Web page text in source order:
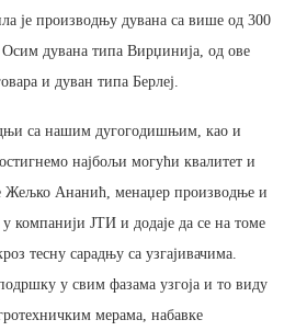
је производњу дувана са више од 300
Осим дувана типа Вирџинија, од ове
и дуван типа Берлеј.
са нашим дугогодишњим, као и
најбољи могући квалитет и
Жељко Ананић, менаџер производње и
компанији ЈТИ и додаје да се на томе
тесну сарадњу са узгајивачима.
у свим фазама узгоја и то виду
мерама, набавке